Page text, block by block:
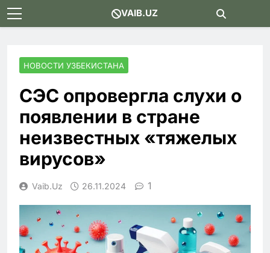
Skip
to
VAIB.UZ
НОВОСТИ УЗБЕКИСТАНА
СЭС опровергла слухи о
появлении в стране
неизвестных «тяжелых
вирусов»
Vaib.uz 26.11.2024 1